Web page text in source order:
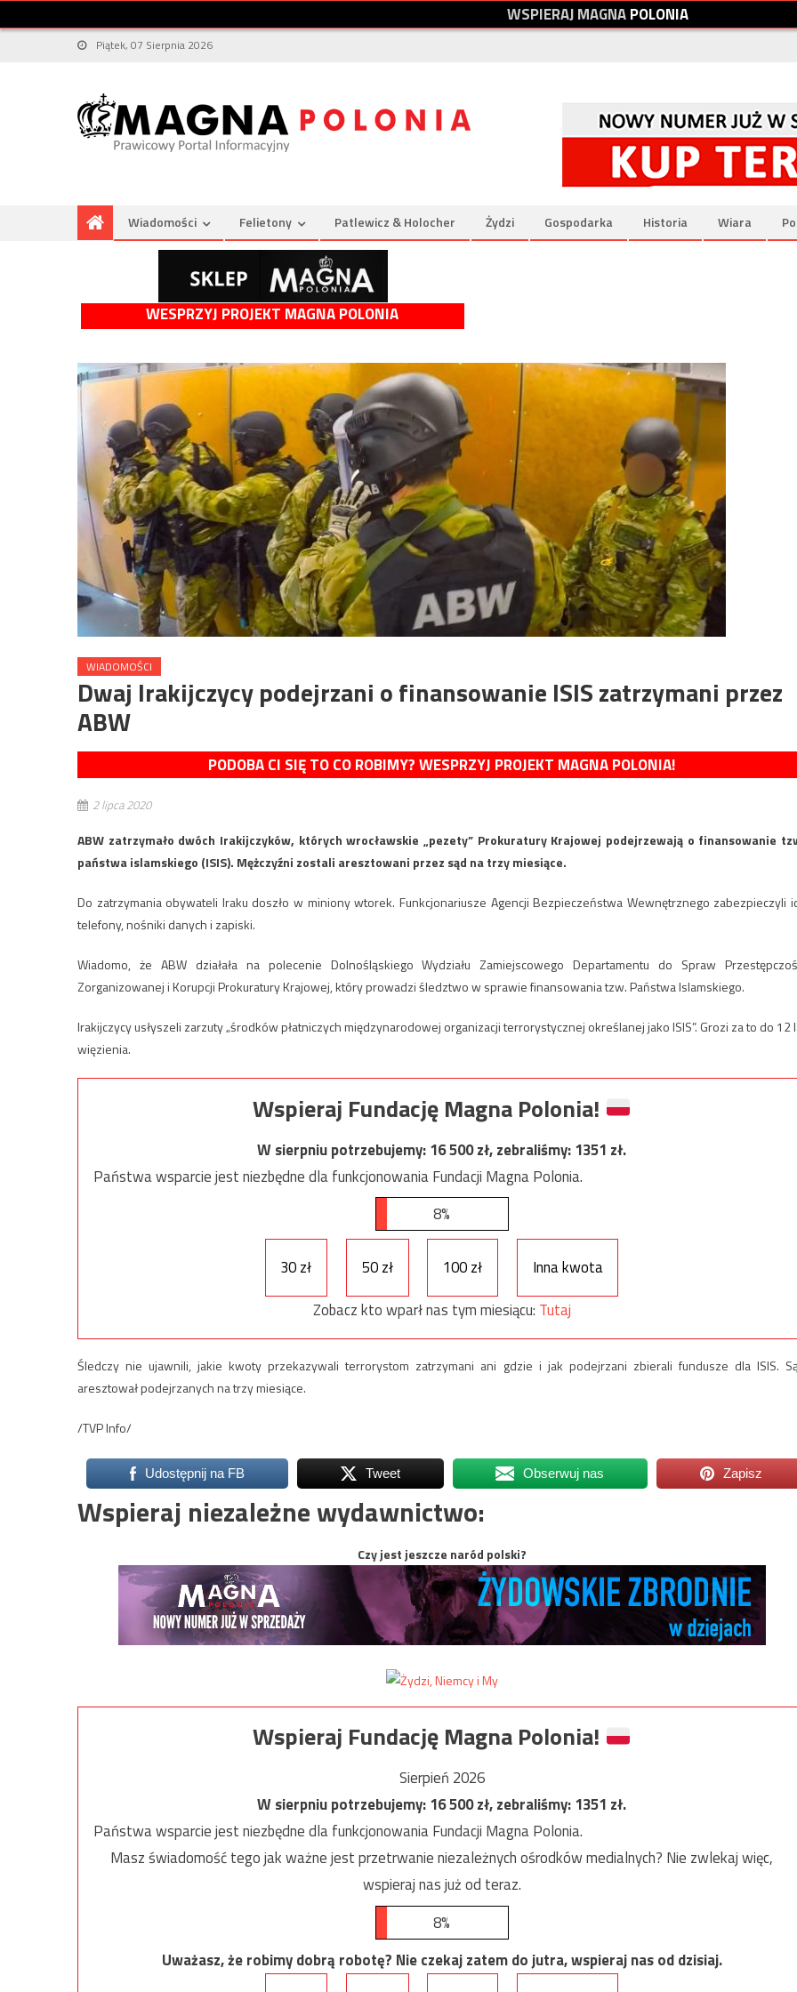
WSPIERAJMAGNAPOLONIA
Piątek, 07 Sierpnia 2026
Wiadomości Felietony Patlewicz & Holocher Żydzi Gospodarka Historia Wiara
WESPRZYJ PROJEKT MAGNA POLONIA
WIADOMOŚCI
Dwaj Irakijczycy podejrzani o finansowanie ISIS zatrzymani przez
ABW
PODOBA CI SIĘ TO CO ROBIMY? WESPRZYJ PROJEKT MAGNA POLONIA!
2 lipca 2020
ABW zatrzymało dwóch Irakijczyków, których wrocławskie „pezety” Prokuratury Krajowej podejrzewają o finansowanie
państwa islamskiego (ISIS). Mężczyźni zostali aresztowani przez sąd na trzy miesiące.
Do zatrzymania obywateli Iraku doszło w miniony wtorek. Funkcjonariusze Agencji Bezpieczeństwa Wewnętrznego zabezpieczyli
telefony, nośniki danych i zapiski.
Wiadomo, że ABW działała na polecenie Dolnośląskiego Wydziału Zamiejscowego Departamentu do Spraw
Zorganizowanej i Korupcji Prokuratury Krajowej, który prowadzi śledztwo w sprawie finansowania tzw. Państwa Islamskiego.
Irakijczycy usłyszeli zarzuty „środków płatniczych międzynarodowej organizacji terrorystycznej określanej jako ISIS”. Grozi za to do 12
więzienia.
Wspieraj Fundację Magna Polonia!
W sierpniu potrzebujemy:16 500zł, zebraliśmy:1351 zł.
Państwa wsparcie jest niezbędne dla funkcjonowania Fundacji Magna Polonia.
8%
30 zł 50 zł 100 zł
Inna kwota
Zobacz kto wparł nas tym miesiącu: Tutaj
Śledczy nie ujawnili, jakie kwoty przekazywali terrorystom zatrzymani ani gdzie i jak podejrzani zbierali fundusze dla ISIS.
aresztował podejrzanych na trzy miesiące.
/TVP Info/
Udostępnij na FB Tweet Obserwuj nas Zapisz
Wspieraj niezależne wydawnictwo:
Czy jest jeszcze naród polski?
Wspieraj Fundację Magna Polonia!
Sierpień 2026
W sierpniu potrzebujemy:16 500zł, zebraliśmy:1351 zł.
Państwa wsparcie jest niezbędne dla funkcjonowania Fundacji Magna Polonia.
Masz świadomość tego jak ważne jest przetrwanie niezależnych ośrodków medialnych? Nie zwlekaj więc,
wspieraj nas już od teraz.
8%
Uważasz, że robimy dobrą robotę? Nie czekaj zatem do jutra, wspieraj nas od dzisiaj.